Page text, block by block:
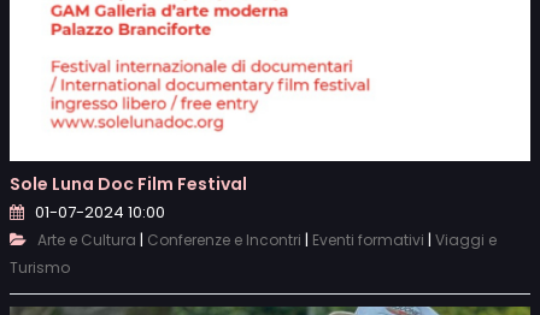
Sole Luna Doc Film Festival
01-07-2024 10:00
Arte e Cultura | Conferenze e Incontri | Eventi formativi | Viaggi e
Turismo